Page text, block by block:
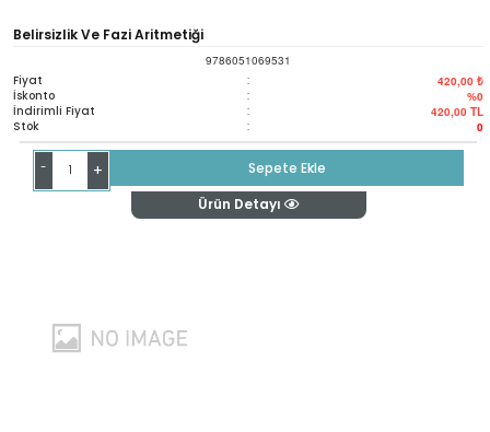
Belirsizlik Ve Fazi Aritmetiği
9786051069531
Fiyat : 420,00 ₺
İskonto : %0
İndirimli Fiyat : 420,00 TL
Stok : 0
- +
Sepete Ekle
Ürün Detayı